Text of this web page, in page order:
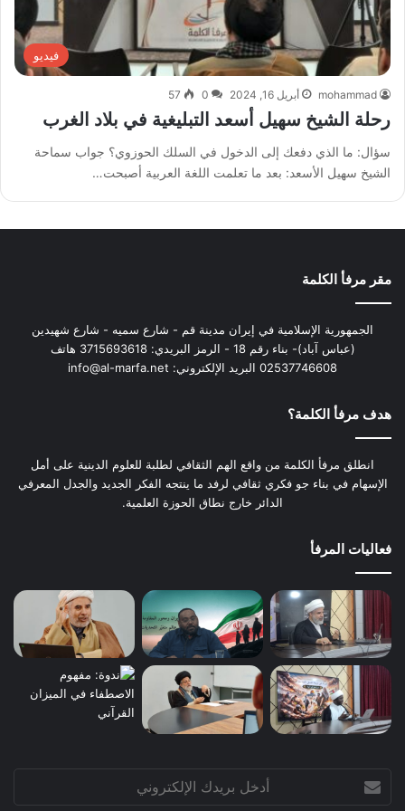
فيديو
mohammad أبريل 16, 2024 0
57
رحلة الشيخ سهيل أسعد التبليغية في بلاد الغرب
سؤال: ما الذي دفعك إلى الدخول في السلك الحوزوي؟ جواب سماحة
الشيخ سهيل الأسعد: بعد ما تعلمت اللغة العربية أصبحت…
مقر مرفأ الكلمة
الجمهورية الإسلامية في إيران مدينة قم - شارع سميه - شارع شهيدين
(عباس آباد)- بناء رقم 18 - الرمز البريدي: 3715693618 هاتف
02537746608 البريد الإلكتروني: info@al-marfa.net
هدف مرفأ الكلمة؟
انطلق مرفأ الكلمة من واقع الهم الثقافي لطلبة للعلوم الدينية على أمل
الإسهام في بناء جو فكري ثقافي لرفد ما ينتجه الفكر الجديد والجدل المعرفي
الدائر خارج نطاق الحوزة العلمية.
فعاليات المرفأ
بريدك